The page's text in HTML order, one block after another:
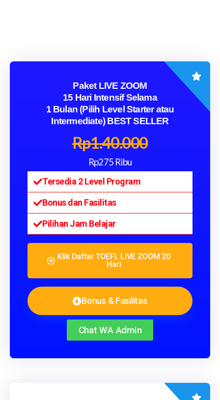
Paket LIVE ZOOM
15 Hari Intensif Selama
1 Bulan (Pilih Level Starter atau
Intermediate) BEST SELLER
Rp1.40.000
Rp275 Ribu
Tersedia 2 Level Program
Bonus dan Fasilitas
Pilihan Jam Belajar
Klik Daftar TOEFL LIVE ZOOM 20
Hari
Bonus & Fasilitas
Chat WA Admin